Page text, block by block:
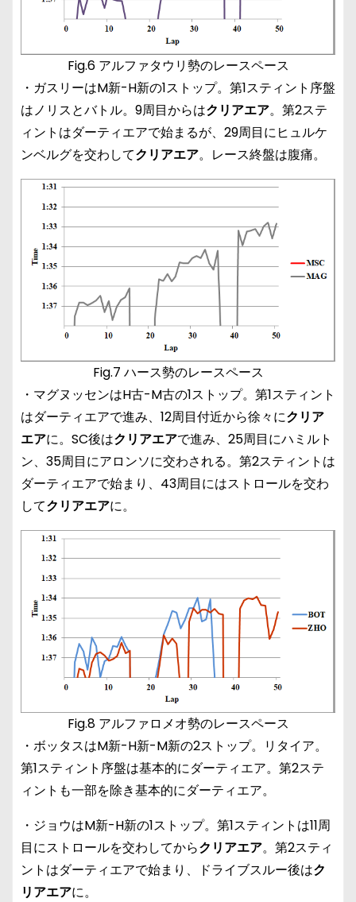
Fig.6 アルファタウリ勢のレースペース
・ガスリーはM新-H新の1ストップ。第1スティント序盤
はノリスとバトル。9周目からはクリアエア。第2ステ
ィントはダーティエアで始まるが、29周目にヒュルケ
ンベルグを交わしてクリアエア。レース終盤は腹痛。
Fig.7 ハース勢のレースペース
・マグヌッセンはH古-M古の1ストップ。第1スティント
はダーティエアで進み、12周目付近から徐々にクリア
エアに。SC後はクリアエアで進み、25周目にハミルト
ン、35周目にアロンソに交わされる。第2スティントは
ダーティエアで始まり、43周目にはストロールを交わ
してクリアエアに。
Fig.8 アルファロメオ勢のレースペース
・ボッタスはM新-H新-M新の2ストップ。リタイア。
第1スティント序盤は基本的にダーティエア。第2ステ
ィントも一部を除き基本的にダーティエア。
・ジョウはM新-H新の1ストップ。第1スティントは11周
目にストロールを交わしてからクリアエア。第2スティ
ントはダーティエアで始まり、ドライブスルー後はク
リアエアに。